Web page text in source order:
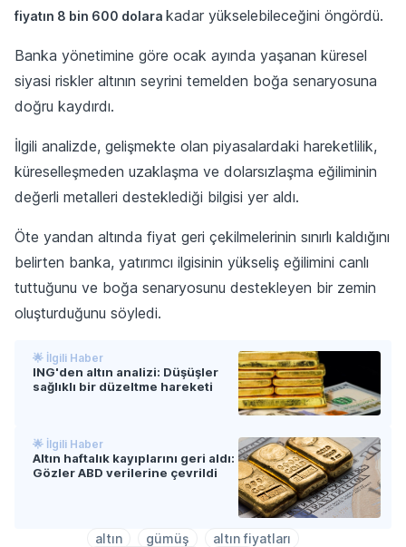
fiyatın 8 bin 600 dolara kadar yükselebileceğini öngördü.
Banka yönetimine göre ocak ayında yaşanan küresel
siyasi riskler altının seyrini temelden boğa senaryosuna
doğru kaydırdı.
İlgili analizde, gelişmekte olan piyasalardaki hareketlilik,
küreselleşmeden uzaklaşma ve dolarsızlaşma eğiliminin
değerli metalleri desteklediği bilgisi yer aldı.
Öte yandan altında fiyat geri çekilmelerinin sınırlı kaldığını
belirten banka, yatırımcı ilgisinin yükseliş eğilimini canlı
tuttuğunu ve boğa senaryosunu destekleyen bir zemin
oluşturduğunu söyledi.
🌟 İlgili Haber
ING'den altın analizi: Düşüşler
sağlıklı bir düzeltme hareketi
🌟 İlgili Haber
Altın haftalık kayıplarını geri aldı:
Gözler ABD verilerine çevrildi
altın gümüş
altın fiyatları